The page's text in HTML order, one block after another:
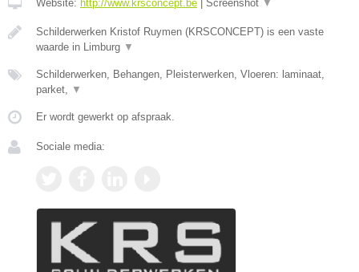
Website: http://www.krsconcept.be Screenshot ▼
Schilderwerken Kristof Ruymen (KRSCONCEPT) is een vaste
waarde in Limburg ▼
Schilderwerken, Behangen, Pleisterwerken, Vloeren: laminaat,
parket, ▼
Er wordt gewerkt op afspraak.
Sociale media: